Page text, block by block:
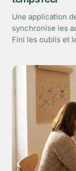
Une application
synchronise les
Fini les oublis et